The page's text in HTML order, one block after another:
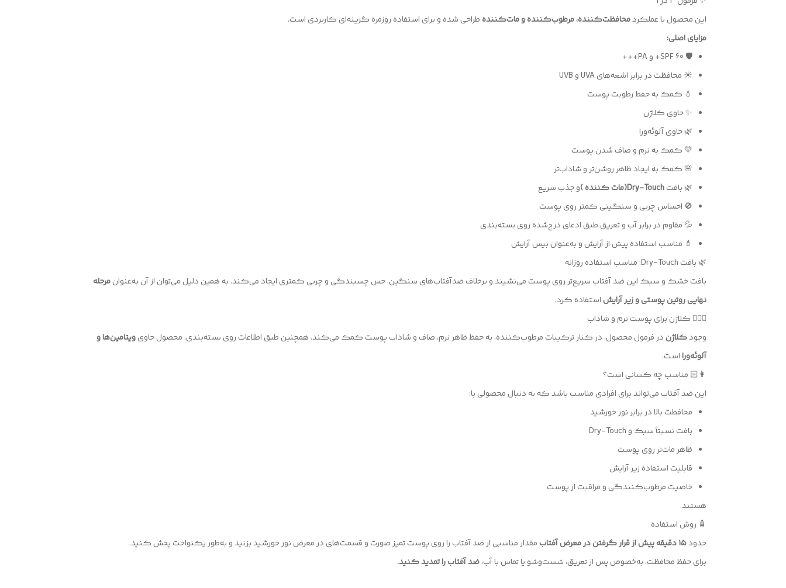
این محصول با عملکردمحافظت‌کننده، مرطوب‌کننده و مات‌کننده طراحی شده و برای استفاده روزمره گزینه‌ای کاربردی است.
مزایای اصلی:
🛡️ SPF 60+ و PA+++
☀️ محافظت در برابر اشعه‌های UVA و UVB
💧 کمک به حفظ رطوبت پوست
✨ حاوی کلاژن
🌿 حاوی آلوئه‌ورا
💛 کمک به نرم و صاف شدن پوست
🌸 کمک به ایجاد ظاهر روشن‌تر و شاداب‌تر
🌿 بافتDry-Touch(مات کننده )
و جذب سریع
🚫 احساس چربی و سنگینی کمتر روی پوست
💦 مقاوم در برابر آب و تعریق طبق ادعای درج‌شده روی بسته‌بندی
💄 مناسب استفاده پیش از آرایش و به‌عنوان بیس آرایش
🌿 بافت Dry-Touch؛ مناسب استفاده روزانه
بافت خشک و سبک این ضد آفتاب سریع‌تر روی پوست می‌نشیند و برخلاف ضدآفتاب‌های سنگین، حس چسبندگی و چربی کمتری ایجاد می‌کند. به همین دلیل می‌توان از آن به‌عنوانمرحله
نهایی روتین پوستی و زیر آرایش استفاده کرد.
💆🏻‍♀️ کلاژن برای پوست نرم و شاداب
وجودکلاژن در فرمول محصول، در کنار ترکیبات مرطوب‌کننده، به حفظ ظاهر نرم، صاف و شاداب پوست کمک می‌کند. همچنین طبق اطلاعات روی بسته‌بندی، محصول حاویویتامین‌ها و
آلوئه‌ورا است.
👩🏻 مناسب چه کسانی است؟
این ضد آفتاب می‌تواند برای افرادی مناسب باشد که به دنبال محصولی با:
محافظت بالا در برابر نور خورشید
بافت نسبتاً سبک و Dry-Touch
ظاهر مات‌تر روی پوست
قابلیت استفاده زیر آرایش
خاصیت مرطوب‌کنندگی و مراقبت از پوست
هستند.
🧴 روش استفاده
حدود۱۵ دقیقه پیش از قرار گرفتن در معرض آفتاب
مقدار مناسبی از ضد آفتاب را روی پوست تمیز صورت و قسمت‌های در معرض نور خورشید بزنید و به‌طور یکنواخت پخش کنید.
برای حفظ محافظت، به‌خصوص پس از تعریق، شست‌وشو یا تماس با آب،ضد آفتاب را تمدید کنید.